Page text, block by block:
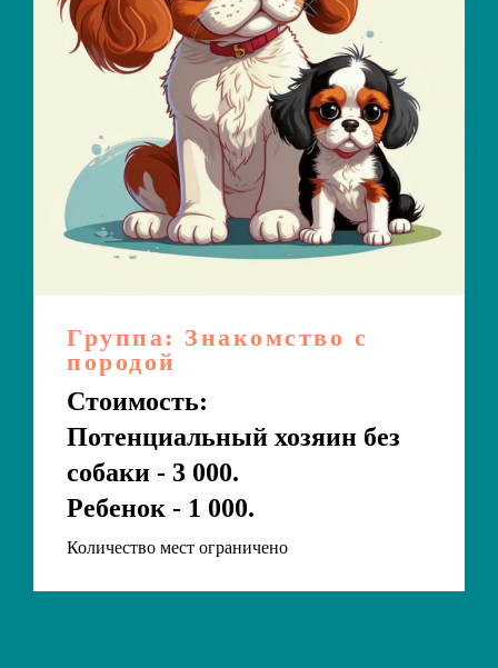
Группа: Знакомство с
породой
Стоимость:
Потенциальный хозяин без
собаки - 3 000.
Ребенок - 1 000.
Количество мест ограничено